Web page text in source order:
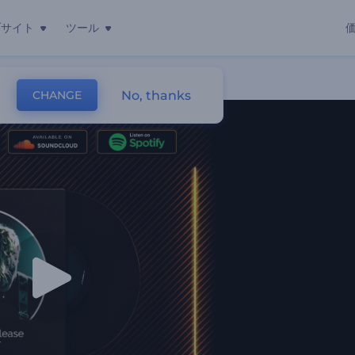
イト ツール
CHANGE No, thanks